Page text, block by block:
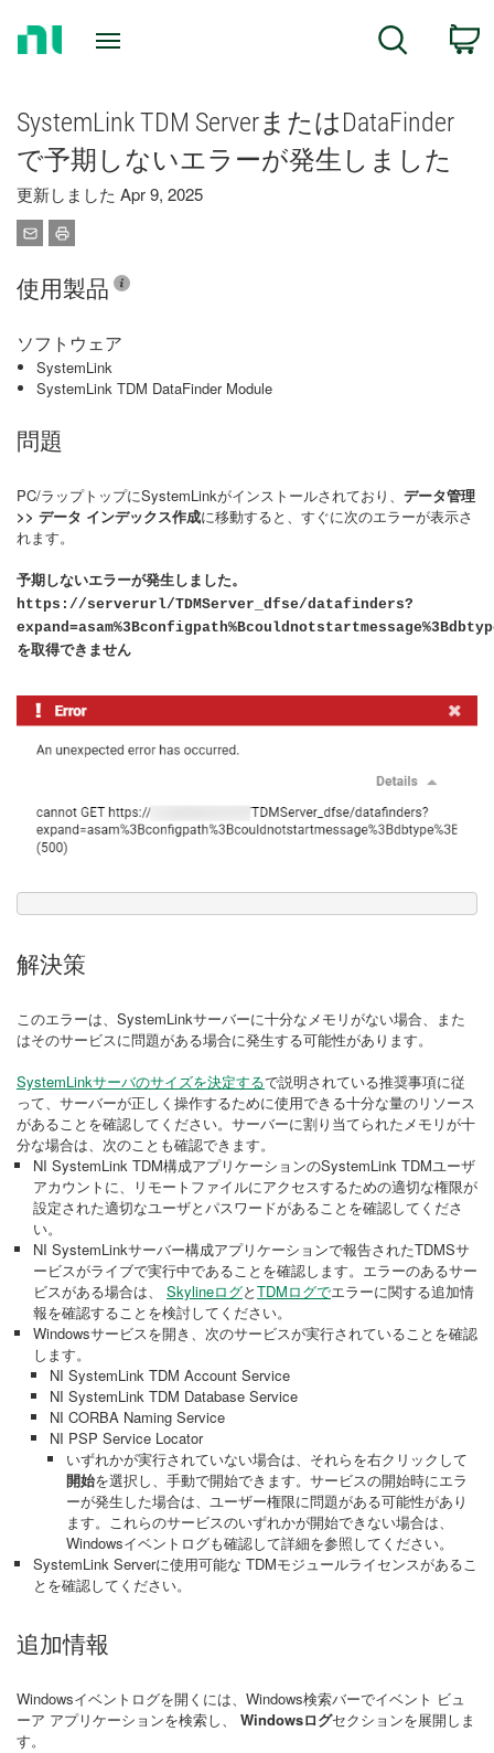
Search
SystemLink TDM ServerまたはDataFinder
で予期しないエラーが発生しました
更新しました Apr 9, 2025
使用製品
ソフトウェア
SystemLink
SystemLink TDM DataFinder Module
問題
PC/ラップトップにSystemLinkがインストールされており、 データ管理
>> データ インデックス作成に移動すると、すぐに次のエラーが表示さ
れます。
予期しないエラーが発生しました。
https://serverurl/TDMServer_dfse/datafinders?
を取得できません
解決策
このエラーは、SystemLinkサーバーに十分なメモリがない場合、また
はそのサービスに問題がある場合に発生する可能性があります。
SystemLinkサーバのサイズを決定するで説明されている推奨事項に従
って、サーバーが正しく操作するために使用できる十分な量のリソース
があることを確認してください。サーバーに割り当てられたメモリが十
分な場合は、次のことも確認できます。
NI SystemLink TDM構成アプリケーションのSystemLink TDMユーザ
アカウントに、リモートファイルにアクセスするための適切な権限が
設定された適切なユーザとパスワードがあることを確認してくださ
い。
NI SystemLinkサーバー構成アプリケーションで報告されたTDMSサ
ービスがライブで実行中であることを確認します。エラーのあるサー
ビスがある場合は、 SkylineログとTDMログでエラーに関する追加情
報を確認することを検討してください。
Windowsサービスを開き、次のサービスが実行されていることを確認
します。
NI SystemLink TDM Account Service
NI SystemLink TDM Database Service
NI CORBA Naming Service
NI PSP Service Locator
いずれかが実行されていない場合は、それらを右クリックして
開始を選択し、手動で開始できます。サービスの開始時にエラ
ーが発生した場合は、ユーザー権限に問題がある可能性があり
ます。これらのサービスのいずれかが開始できない場合は、
Windowsイベントログも確認して詳細を参照してください。
SystemLink Serverに使用可能な TDMモジュールライセンスがあるこ
とを確認してください。
追加情報
Windowsイベントログを開くには、Windows検索バーでイベント ビュ
ーア アプリケーションを検索し、 Windowsログセクションを展開しま
す。